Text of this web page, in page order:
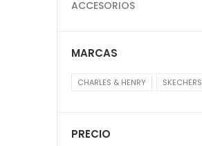
ACCESORIOS
MARCAS
CHARLES & HENRY SKECHERS
PRECIO